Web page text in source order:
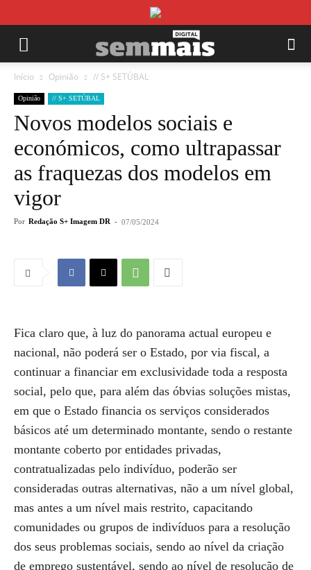
Início Opinião // S+ SETÚBAL
Opinião // S+ SETÚBAL
Novos modelos sociais e
económicos, como ultrapassar
as fraquezas dos modelos em
vigor
Por Redação S+ Imagem DR - 07/05/2024
Fica claro que, à luz do panorama actual europeu e
nacional, não poderá ser o Estado, por via fiscal, a
continuar a financiar em exclusividade toda a resposta
social, pelo que, para além das óbvias soluções mistas,
em que o Estado financia os serviços considerados
básicos até um determinado montante, sendo o restante
montante coberto por entidades privadas,
contratualizadas pelo indivíduo, poderão ser
consideradas outras alternativas, não a um nível global,
mas antes a um nível mais restrito, capacitando
comunidades ou grupos de indivíduos para a resolução
dos seus problemas sociais, sendo ao nível da criação
de emprego sustentável, sendo ao nível de resolução de